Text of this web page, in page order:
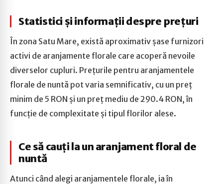
Statistici și informații despre prețuri
În zona Satu Mare, există aproximativ șase furnizori
activi de aranjamente florale care acoperă nevoile
diverselor cupluri. Prețurile pentru aranjamentele
florale de nuntă pot varia semnificativ, cu un preț
minim de 5 RON și un preț mediu de 290.4 RON, în
funcție de complexitate și tipul florilor alese.
Ce să cauți la un aranjament floral de
nuntă
Atunci când alegi aranjamentele florale, ia în